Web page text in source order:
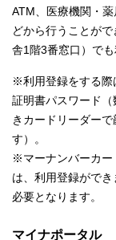
ATM、医療機関・
どから行うことが
舎1階3番窓口）でも
※利用登録をする際
証明書パスワード
きカードリーダー
す）。
※マーナンバーカー
は、利用登録がで
必要となります。
マイナポータル